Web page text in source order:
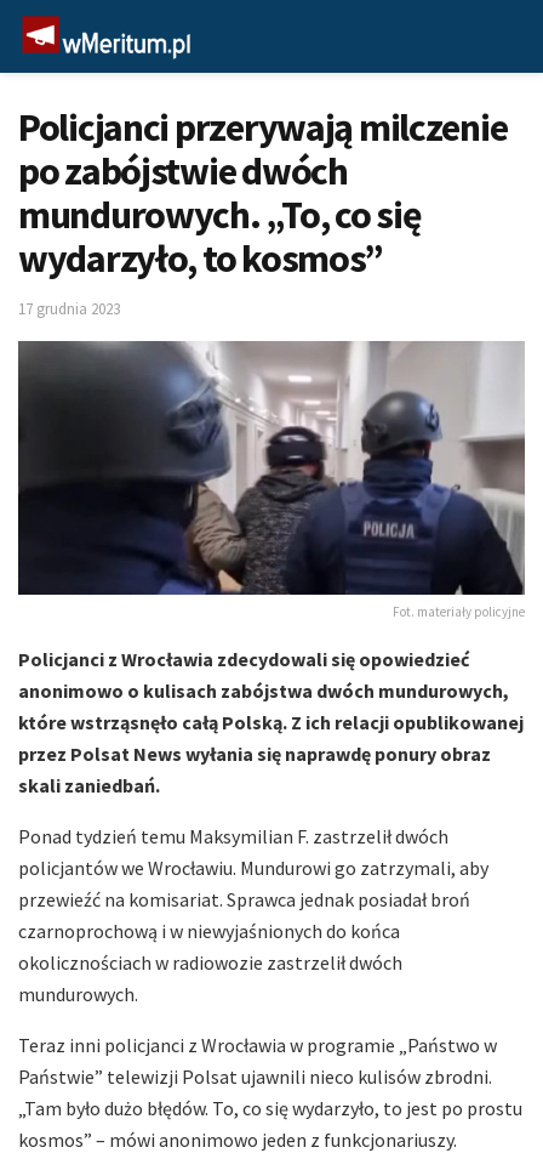
Policjanci przerywają milczenie
po zabójstwie dwóch
mundurowych. „To, co się
wydarzyło, to kosmos”
17 grudnia 2023
Fot. materiały policyjne
Policjanci z Wrocławia zdecydowali się opowiedzieć
anonimowo o kulisach zabójstwa dwóch mundurowych,
które wstrząsnęło całą Polską. Z ich relacji opublikowanej
przez Polsat News wyłania się naprawdę ponury obraz
skali zaniedbań.
Ponad tydzień temu Maksymilian F. zastrzelił dwóch
policjantów we Wrocławiu. Mundurowi go zatrzymali, aby
przewieźć na komisariat. Sprawca jednak posiadał broń
czarnoprochową i w niewyjaśnionych do końca
okolicznościach w radiowozie zastrzelił dwóch
mundurowych.
Teraz inni policjanci z Wrocławia w programie „Państwo w
Państwie” telewizji Polsat ujawnili nieco kulisów zbrodni.
„Tam było dużo błędów. To, co się wydarzyło, to jest po prostu
kosmos” – mówi anonimowo jeden z funkcjonariuszy.